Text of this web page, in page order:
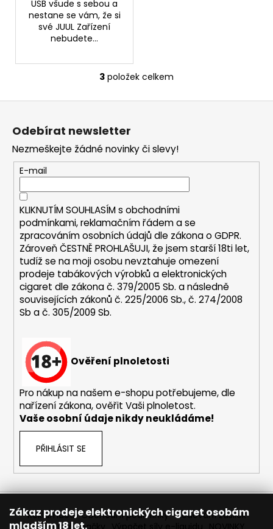
Zákaz prodeje elektronických cigaret osobám
mladším 18 let.
USB všude s sebou a
nestane se vám, že si
své JUUL Zařízení
nebudete...
O
v
a
c
í
p
r
v
k
y
v
ý
p
i
3 položek celkem
Odebírat newsletter
Nezmeškejte žádné novinky či slevy!
E-mail
KLIKNUTÍM SOUHLASÍM s obchodními
podmínkami,reklamačním řádem a se
zpracováním osobních údajů dle zákona oGDPR.
Zároveň ČESTNĚ PROHLAŠUJI, že jsem starší 18ti let,
tudíž se na moji osobu nevztahuje omezení
prodeje tabákových výrobků a elektronických
cigaret dle zákona č. 379/2005 Sb. a následně
souvisejících zákonů č. 225/2006 Sb., č. 274/2008
Sb a č. 305/2009 Sb.
Ověření plnoletosti
Pro nákup na našem e-shopu potřebujeme, dle
nařízení zákona, ověřit Vaši plnoletost.
Vaše osobní údaje nikdy neukládáme!
PŘIHLÁSIT SE
Reklamace Obchodní podmínky Sledování zásilek
Prodávané značky